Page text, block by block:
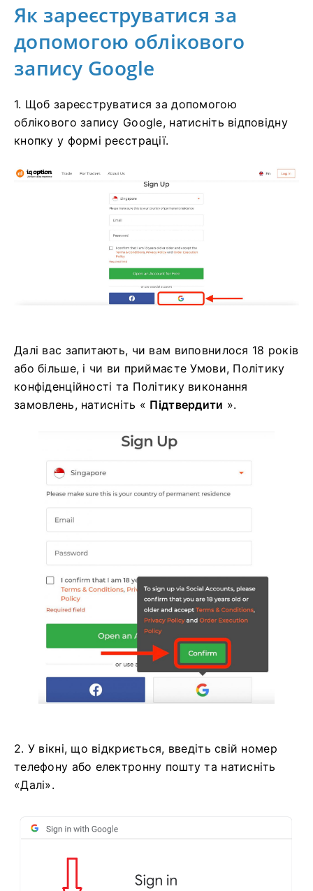
Як зареєструватися за
допомогою облікового
запису Google
1. Щоб зареєструватися за допомогою
облікового запису Google, натисніть відповідну
кнопку у формі реєстрації.
Далі вас запитають, чи вам виповнилося 18 років
або більше, і чи ви приймаєте Умови, Політику
конфіденційності та Політику виконання
замовлень, натисніть « Підтвердити ».
2. У вікні, що відкриється, введіть свій номер
телефону або електронну пошту та натисніть
«Далі».